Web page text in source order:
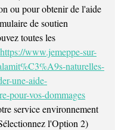
ou pour obtenir de l'aide
de soutien
toutes les
https://www.jemeppe-sur-
naturelles-
une-aide-
pour-vos-dommages
service environnement
l'Option 2)